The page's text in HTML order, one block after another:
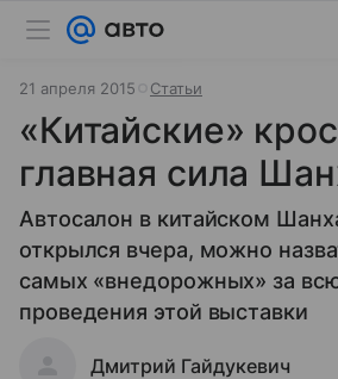
21 апреля 2015 Статьи
«Китайские»
главная сила
Автосалон в китайском
открылся вчера, можно
самых «внедорожных» за
проведения этой выставки
Дмитрий Гайдукевич